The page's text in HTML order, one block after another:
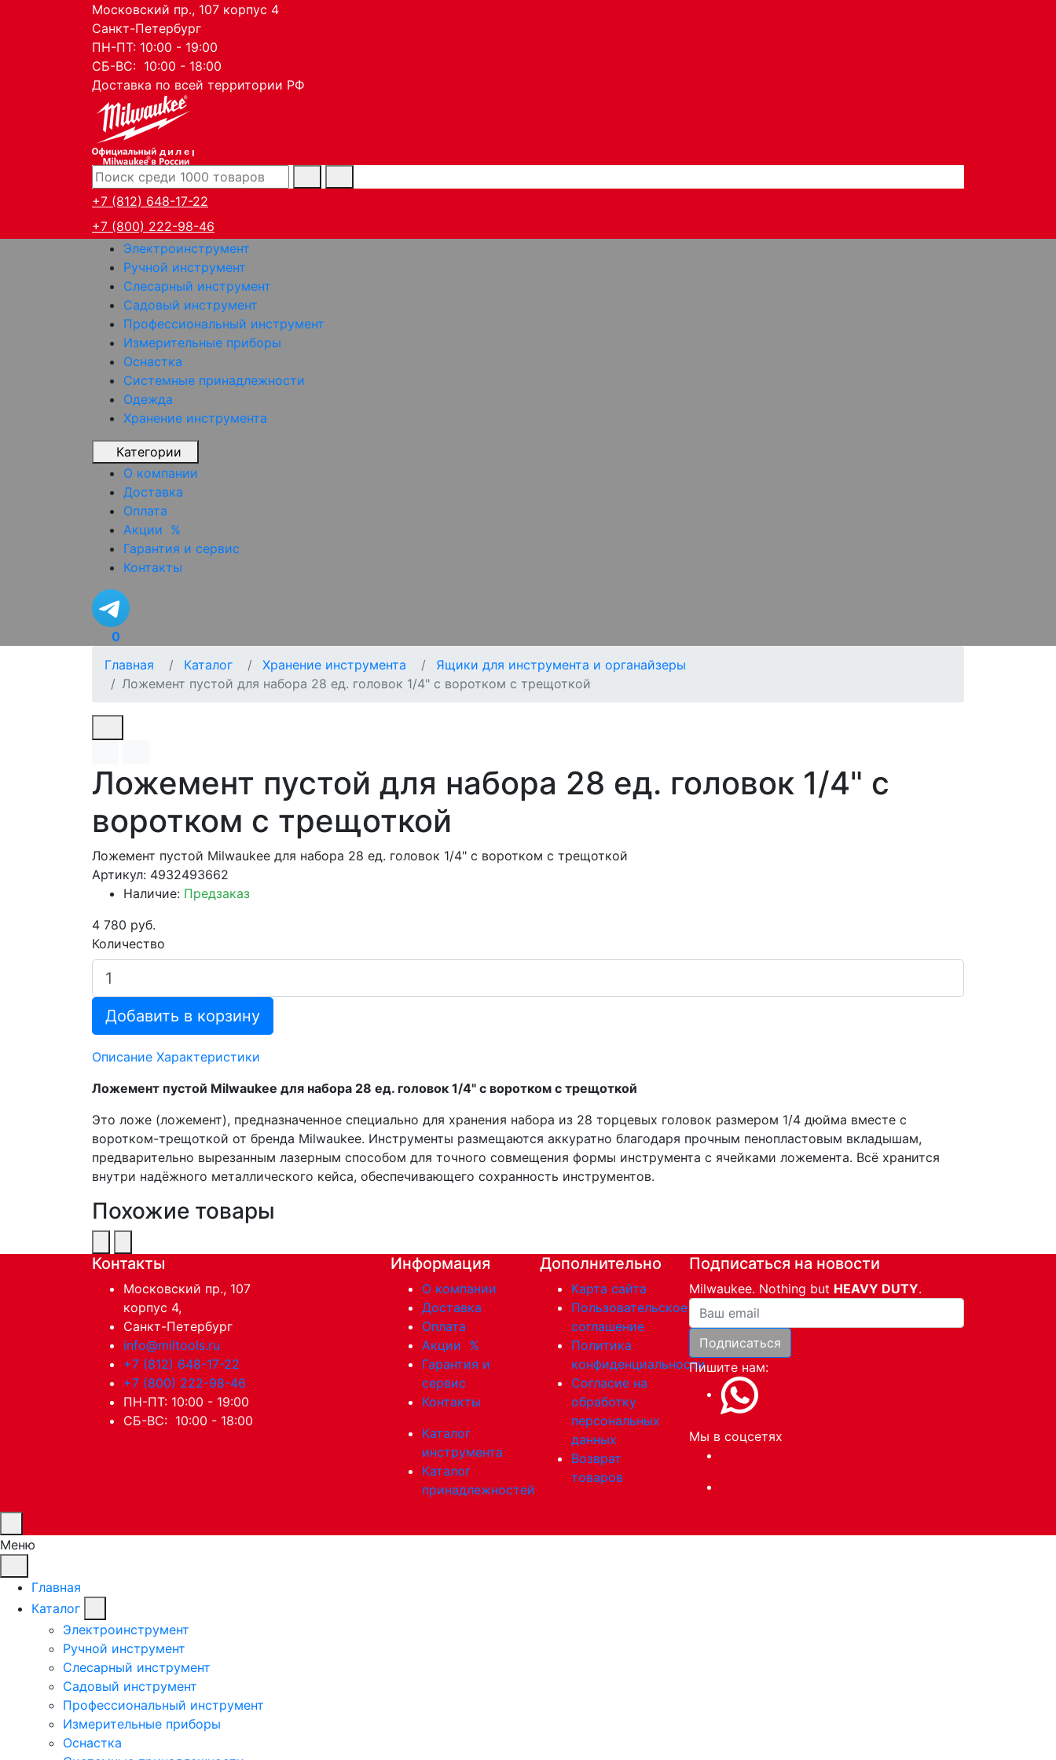
Московский пр., 107 корпус 4
Санкт-Петербург
ПН-ПТ: 10:00 - 19:00
СБ-ВС: 10:00 - 18:00
Доставка по всей территории РФ
дилер
+7 (812) 648-17-22
+7 (800) 222-98-46
Электроинструмент
Ручной инструмент
Слесарный инструмент
Садовый инструмент
Профессиональный инструмент
Измерительные приборы
Оснастка
Системные принадлежности
Одежда
Хранение инструмента
Категории
О компании
Доставка
Оплата
Акции %
Гарантия и сервис
Контакты
0
Главная
Каталог Хранение инструмента
Ящики для инструмента и органайзеры
Ложемент пустой для набора 28 ед. головок 1/4" с воротком с трещоткой
Ложемент пустой для набора 28 ед. головок 1/4" с
воротком с трещоткой
Ложемент пустой Milwaukee для набора 28 ед. головок 1/4" с воротком с трещоткой
Артикул: 4932493662
Наличие: Предзаказ
4 780 руб.
Количество
Добавить в корзину
Описание Характеристики
Ложемент пустой Milwaukee для набора 28 ед. головок 1/4" с воротком с трещоткой
Это ложе (ложемент), предназначенное специально для хранения набора из 28 торцевых головок размером 1/4 дюйма вместе с
воротком-трещоткой от бренда Milwaukee. Инструменты размещаются аккуратно благодаря прочным пенопластовым вкладышам,
предварительно вырезанным лазерным способом для точного совмещения формы инструмента с ячейками ложемента. Всё хранится
внутри надёжного металлического кейса, обеспечивающего сохранность инструментов.
Похожие товары
Контакты
Московский пр., 107
корпус 4,
Санкт-Петербург
info@miltools.ru
+7 (812) 648-17-22
+7 (800) 222-98-46
ПН-ПТ: 10:00 - 19:00
СБ-ВС: 10:00 - 18:00
Информация
О компании
Доставка
Оплата
Акции %
Гарантия и
сервис
Контакты
Каталог
инструмента
Каталог
принадлежностей
Дополнительно
Карта сайта
Пользовательское
соглашение
Политика
конфиденциальности
Согласие на
обработку
персональных
данных
Возврат
товаров
Подписаться на новости
Milwaukee. Nothing but HEAVY DUTY.
Ваша почта
Подписаться
Пишите нам:
Мы в соцсетях
Меню
Главная
Каталог
Электроинструмент
Ручной инструмент
Слесарный инструмент
Садовый инструмент
Профессиональный инструмент
Измерительные приборы
Оснастка